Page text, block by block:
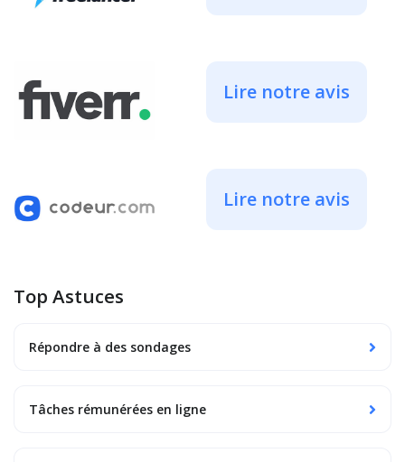
Lire notre avis
Lire notre avis
Top Astuces
Répondre à des sondages
Tâches rémunérées en ligne